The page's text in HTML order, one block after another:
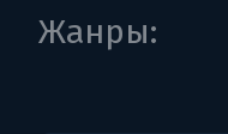
Жанры: